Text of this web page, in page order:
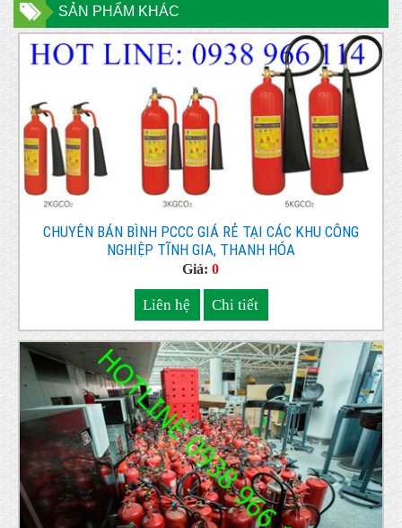
SẢN PHẨM KHÁC
CHUYÊN BÁN BÌNH PCCC GIÁ RẺ TẠI CÁC KHU CÔNG
NGHIỆP TĨNH GIA, THANH HÓA
Giá:0
Liên hệ Chi tiết